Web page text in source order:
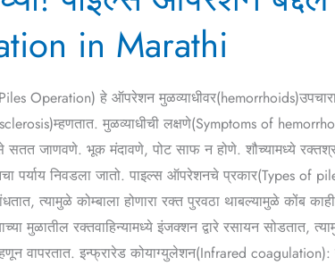
in Marathi
Operation) हे ऑपरेशन
मुळव्याधीची लक्षणे(Symptoms of
जाणवणे. भूक मंदावणे, पोट साफ न होणे. शौच्यामध्ये
पर्याय निवडला जातो. पाइल्स ऑपरेशनचे प्रकार(Types of
त्यामुळे कोम्बाला होणारा रक्त पुरवठा थाबल्यामुळे कोंब
मुळातील रक्तवाहिन्यामध्ये इंजक्शन द्वारे रसायन सोडतात,
वापरतात. इन्फ्रारेड कोयाग्युलेशन(Infrared coagulation):